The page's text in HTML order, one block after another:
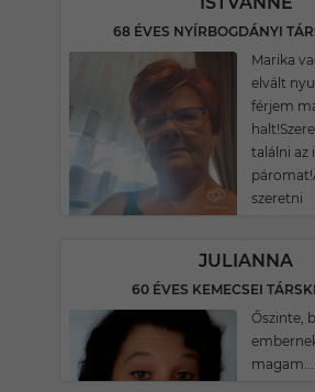
68 ÉVES NYÍRBOGDÁNYI
Marika
elvált
férjem
találni az
szeretni
JULIANNA
60 ÉVES KEMECSEI
Őszinte,
magam....